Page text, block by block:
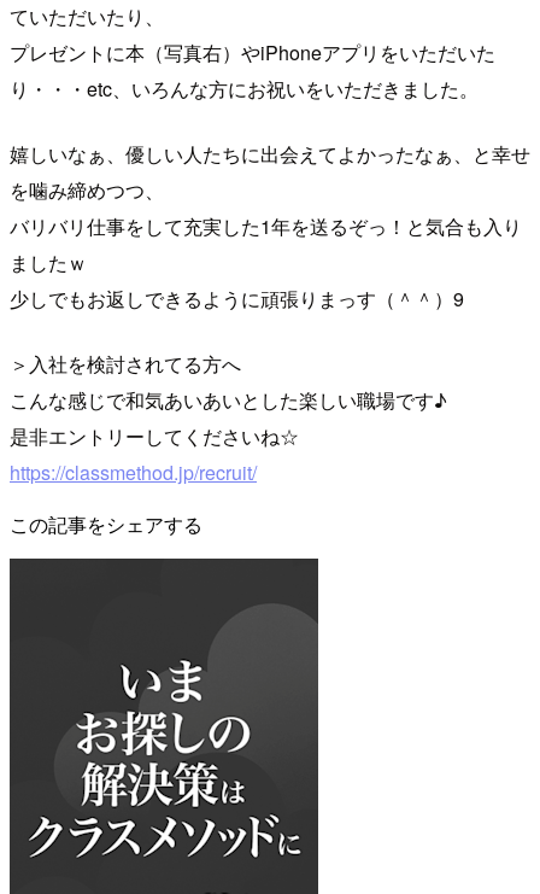
ていただいたり、
プレゼントに本（写真右）やiPhoneアプリをいただいた
り・・・etc、いろんな方にお祝いをいただきました。
嬉しいなぁ、優しい人たちに出会えてよかったなぁ、と幸せ
を噛み締めつつ、
バリバリ仕事をして充実した1年を送るぞっ！と気合も入り
ましたｗ
少しでもお返しできるように頑張りまっす（＾＾）9
＞入社を検討されてる方へ
こんな感じで和気あいあいとした楽しい職場です♪
是非エントリーしてくださいね☆
https://classmethod.jp/recruit/
この記事をシェアする